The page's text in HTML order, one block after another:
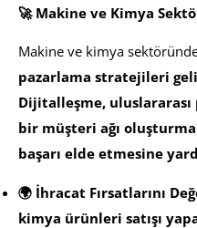
🚀 Makine ve Kimya
Makine ve kimya
pazarlama stratejileri
Dijitalleşme, uluslararası
bir müşteri ağı oluşturma
başarı elde etmesine
🌍 İhracat Fırsatlarını
kimya ürünleri satışı